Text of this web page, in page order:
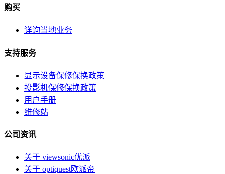
购买
详询当地业务
支持服务
显示设备保修保换政策
投影机保修保换政策
用户手册
维修站
公司资讯
关于 viewsonic优派
关于 optiquest欧派帝